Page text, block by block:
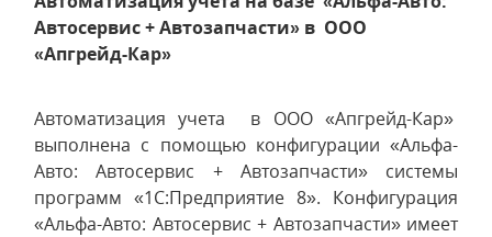
Автосервис + Автозапчасти» в ООО
«Апгрейд-Кар»
Автоматизация учета в ООО «Апгрейд-Кар»
выполнена с помощью конфигурации «Альфа-
Авто: Автосервис + Автозапчасти» системы
программ «1С:Предприятие 8». Конфигурация
«Альфа-Авто: Автосервис + Автозапчасти» имеет